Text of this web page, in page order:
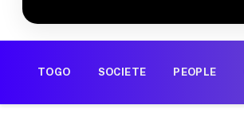
TOGO SOCIETE PEOPLE